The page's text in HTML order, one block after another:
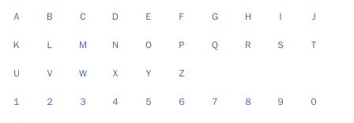
Ａ Ｂ Ｃ Ｄ Ｅ Ｆ Ｇ Ｈ Ｉ Ｊ
Ｋ Ｌ Ｍ Ｎ Ｏ Ｐ Ｑ Ｒ Ｓ Ｔ
Ｕ Ｖ Ｗ Ｘ Ｙ Ｚ
１ ２ ３ ４ ５ ６ ７ ８ ９ ０